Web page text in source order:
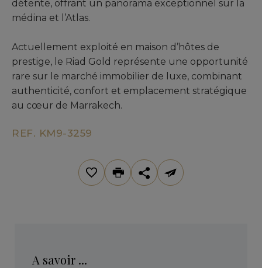
détente, offrant un panorama exceptionnel sur la
médina et l’Atlas.
Actuellement exploité en maison d’hôtes de
prestige, le Riad Gold représente une opportunité
rare sur le marché immobilier de luxe, combinant
authenticité, confort et emplacement stratégique
au cœur de Marrakech.
REF. KM9-3259
A savoir ...